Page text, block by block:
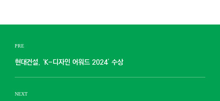
PRE
현대건설, ‘K-디자인 어워드 2024’ 수상
NEXT